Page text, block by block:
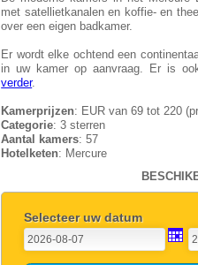
met satellietkanalen en koffie- en
over een eigen badkamer.
Er wordt elke ochtend een
in uw kamer op aanvraag. Er is
verder.
Kamerprijzen: EUR van 69 tot 220
Categorie: 3 sterren
Aantal kamers: 57
Hotelketen: Mercure
Selecteer uw datum